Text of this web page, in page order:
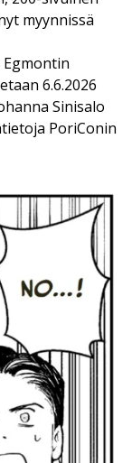
myynnissä
6.6.2026
Sinisalo
PoriConin